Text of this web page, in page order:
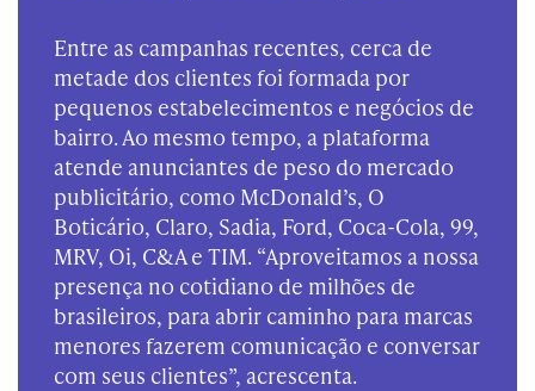
Entre as campanhas recentes, cerca de
metade dos clientes foi formada por
pequenos estabelecimentos e negócios de
bairro. Ao mesmo tempo, a plataforma
atende anunciantes de peso do mercado
publicitário, como McDonald’s, O
Boticário, Claro, Sadia, Ford, Coca-Cola, 99,
MRV, Oi, C&A e TIM. “Aproveitamos a nossa
presença no cotidiano de milhões de
brasileiros, para abrir caminho para marcas
menores fazerem comunicação e conversar
com seus clientes”, acrescenta.